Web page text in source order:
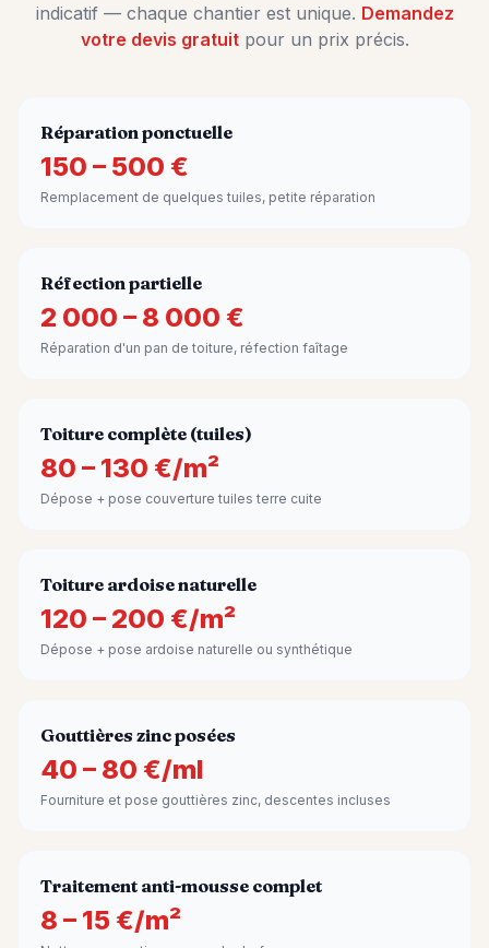
indicatif — chaque chantier est unique. Demandez
votre devis gratuitpour un prix précis.
Réparation ponctuelle
150 – 500 €
Remplacement de quelques tuiles, petite réparation
Réfection partielle
2 000 – 8 000 €
Réparation d'un pan de toiture, réfection faîtage
Toiture complète (tuiles)
80 – 130 €/m²
Dépose + pose couverture tuiles terre cuite
Toiture ardoise naturelle
120 – 200 €/m²
Dépose + pose ardoise naturelle ou synthétique
Gouttières zinc posées
40 – 80 €/ml
Fourniture et pose gouttières zinc, descentes incluses
Traitement anti-mousse complet
8 – 15 €/m²